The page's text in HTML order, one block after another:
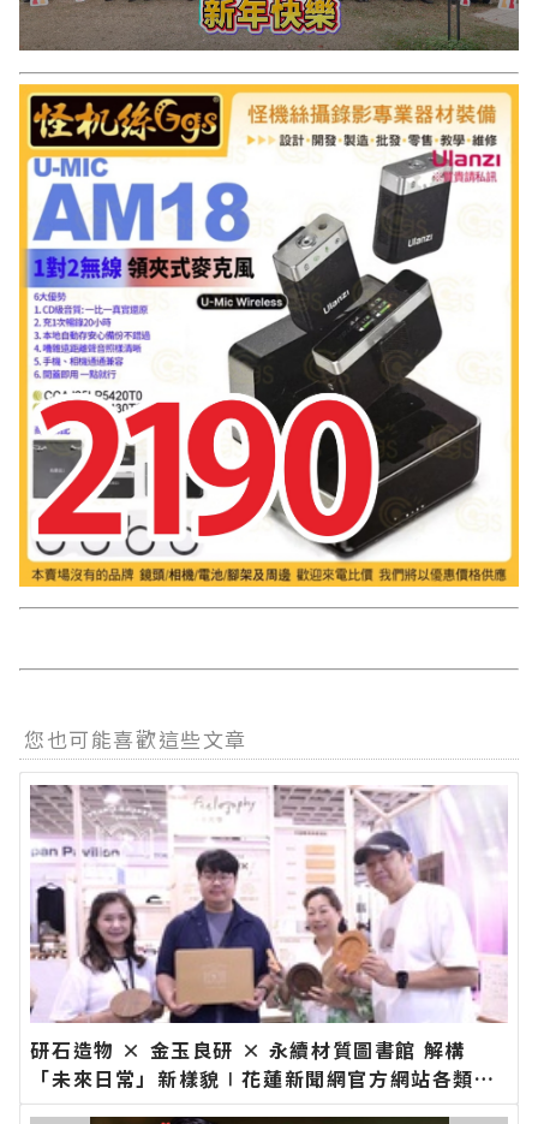
您也可能喜歡這些文章
研石造物 × 金玉良研 × 永續材質圖書館 解構
「未來日常」新樣貌∣花蓮新聞網官方網站各類新
聞－最快速的今日新聞報導 最新的在地資訊！